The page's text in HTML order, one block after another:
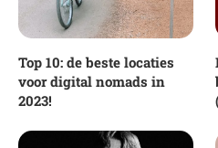
Top 10: de beste locaties
voor digital nomads in
2023!